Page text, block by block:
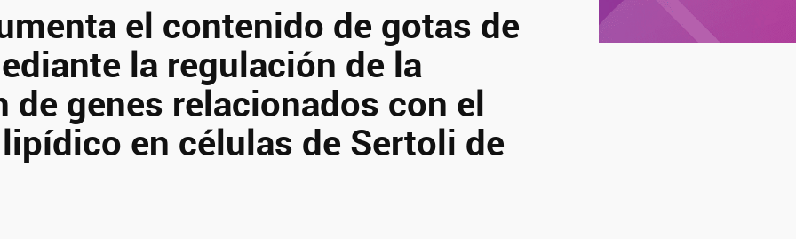
el contenido de gotas de
la regulación de la
de genes relacionados con el
en células de Sertoli de